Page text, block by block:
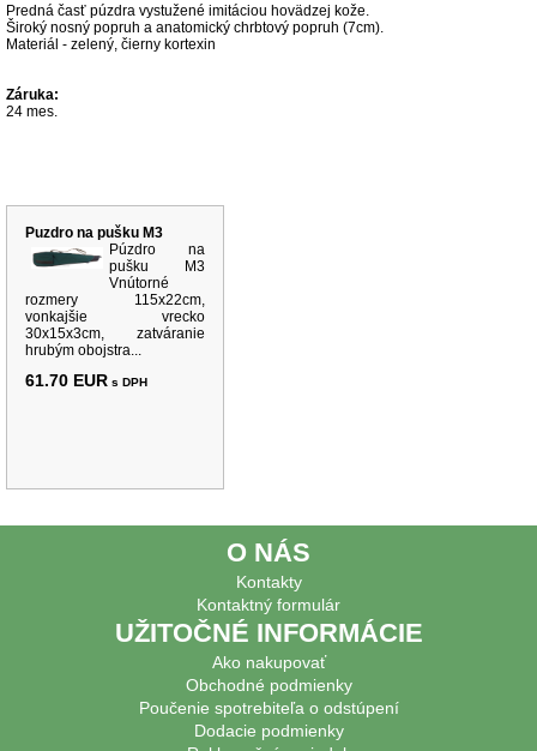
Predná časť púzdra vystužené imitáciou hovädzej kože.
Široký nosný popruh a anatomický chrbtový popruh (7cm).
Materiál - zelený, čierny kortexin
Záruka:
24 mes.
Puzdro na pušku M3
Púzdro na
pušku M3
Vnútorné
rozmery 115x22cm,
vonkajšie vrecko
30x15x3cm, zatváranie
hrubým obojstra...
61.70 EUR s DPH
O NÁS
Kontakty
Kontaktný formulár
UŽITOČNÉ INFORMÁCIE
Ako nakupovať
Obchodné podmienky
Poučenie spotrebiteľa o odstúpení
Dodacie podmienky